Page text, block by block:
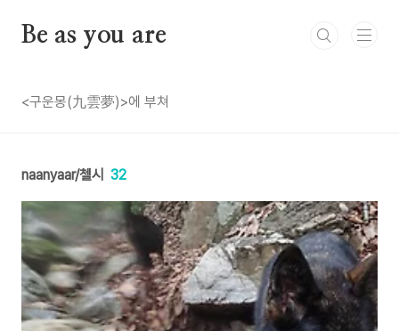
Be as you are
<구운몽(九雲夢)>에 부쳐
naanyaar/첼시 32